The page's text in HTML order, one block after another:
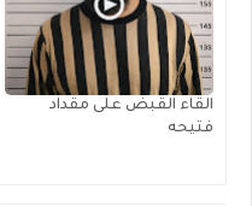
القاء القبض على مقداد
فتيحه